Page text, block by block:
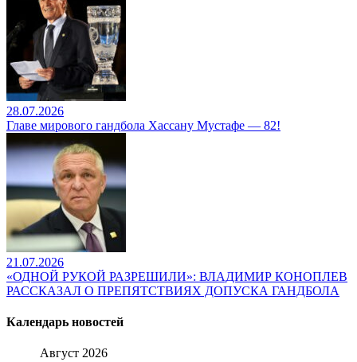
28.07.2026
Главе мирового гандбола Хассану Мустафе — 82!
21.07.2026
«ОДНОЙ РУКОЙ РАЗРЕШИЛИ»: ВЛАДИМИР КОНОПЛЕВ
РАССКАЗАЛ О ПРЕПЯТСТВИЯХ ДОПУСКА ГАНДБОЛА
Календарь новостей
Август 2026